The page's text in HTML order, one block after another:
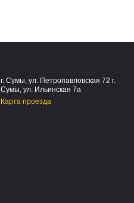
г. Сумы, ул. Петропавловская 72 г.
Сумы, ул. Ильинская 7а
Карта проезда